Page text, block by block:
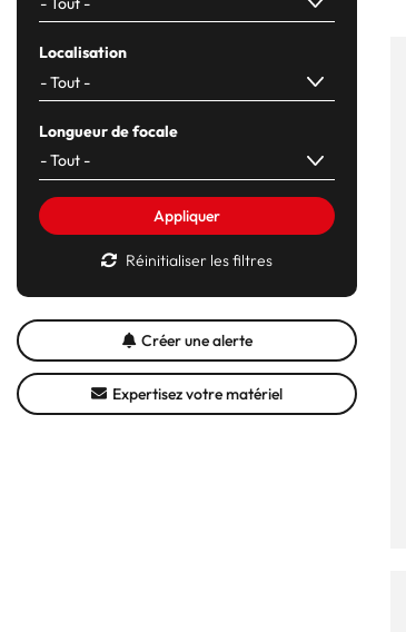
Localisation
Longueur de focale
Appliquer
Réinitialiser les filtres
Créer une alerte
Expertisez votre matériel